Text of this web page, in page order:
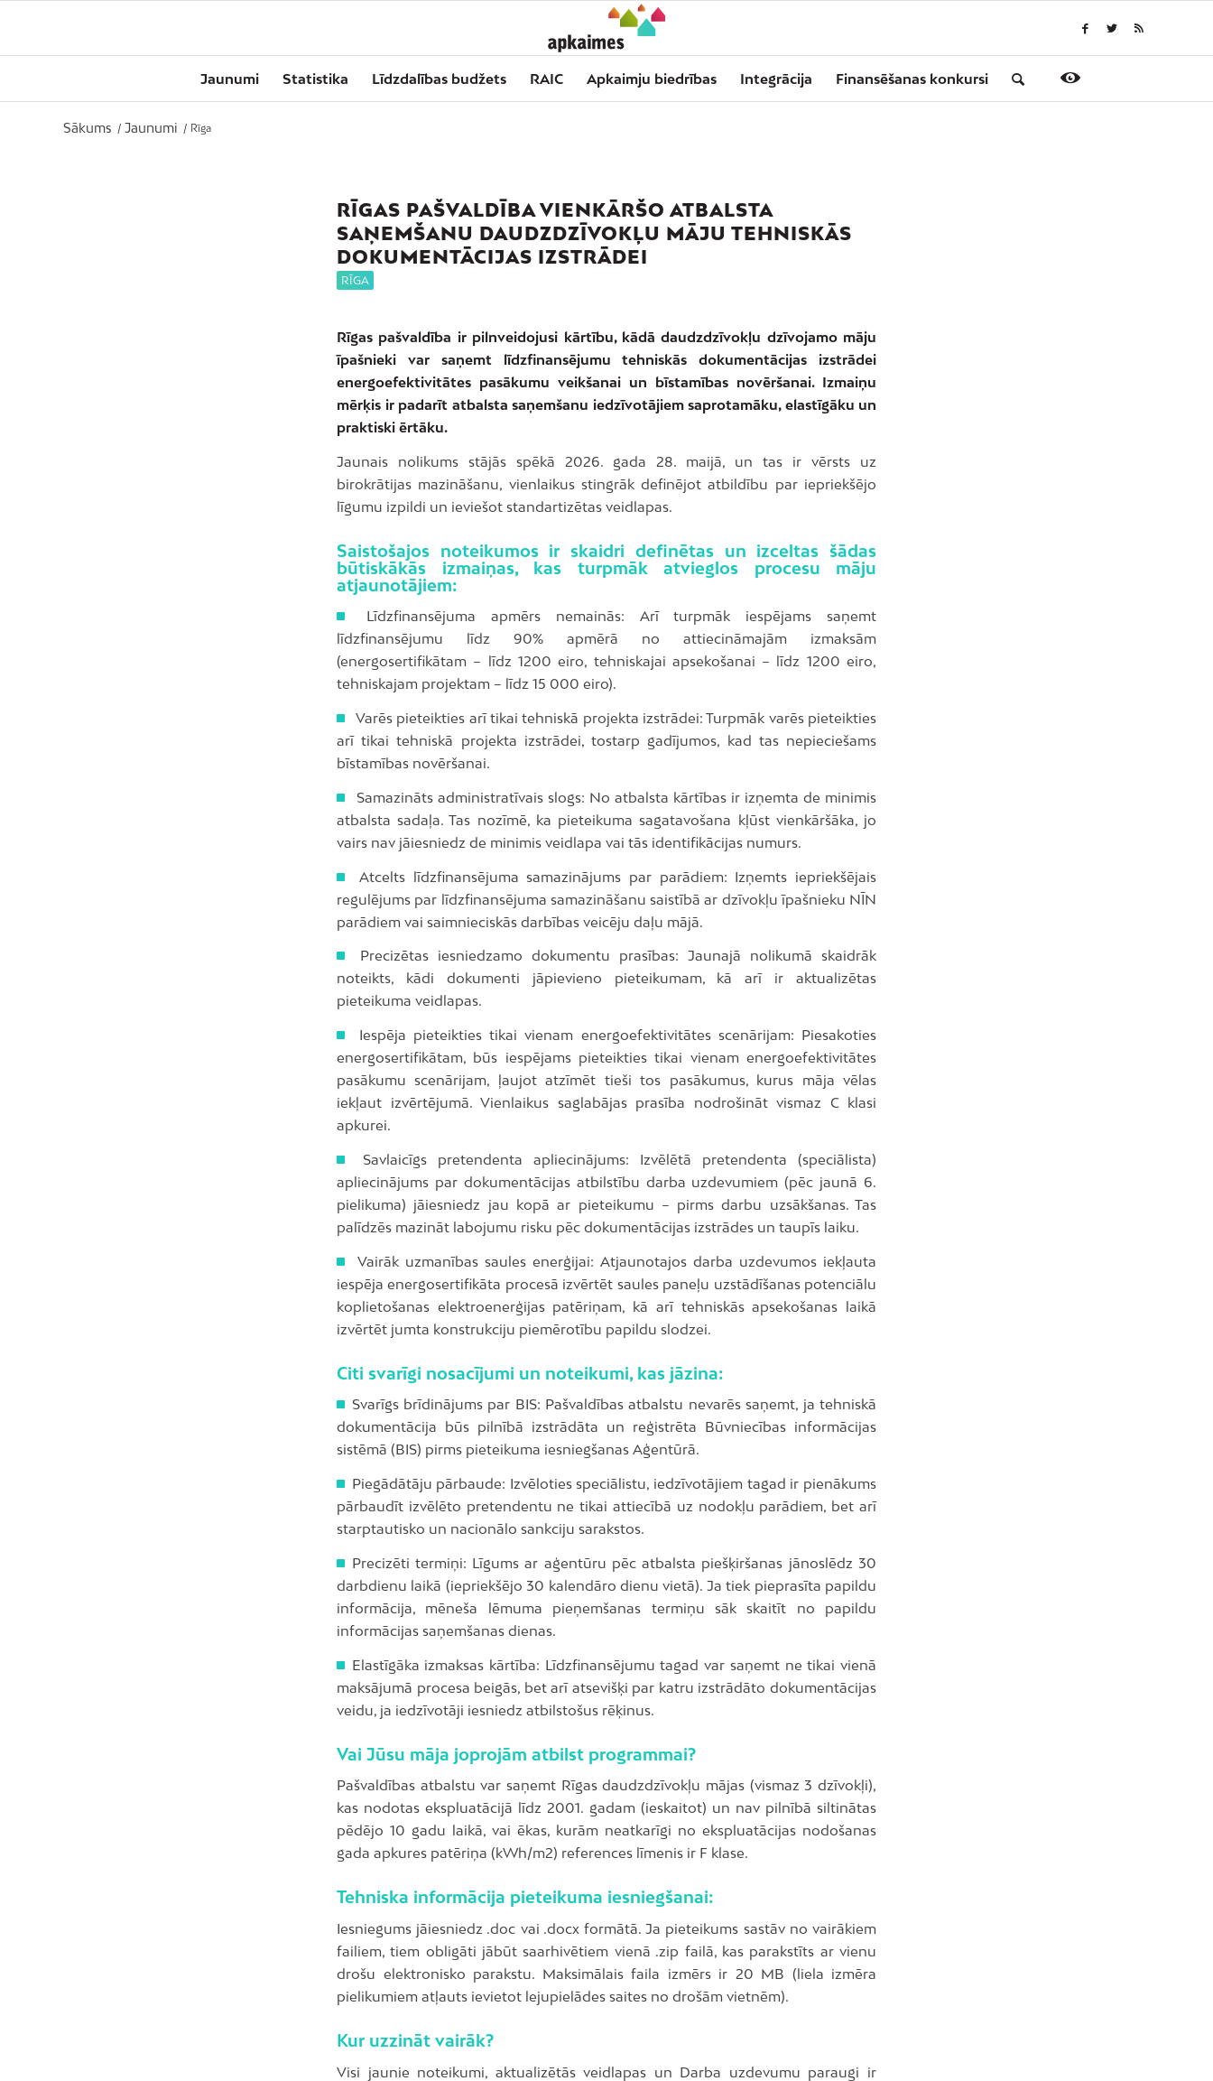
Jaunumi Statistika Līdzdalības budžets RAIC Apkaimju biedrības Integrācija Finansēšanas konkursi
Sākums / Jaunumi / Rīga
RĪGAS PAŠVALDĪBA VIENKĀRŠO ATBALSTA
SAŅEMŠANU DAUDZDZĪVOKĻU MĀJU TEHNISKĀS
DOKUMENTĀCIJAS IZSTRĀDEI
RĪGA
Rīgas pašvaldība ir pilnveidojusi kārtību, kādā daudzdzīvokļu dzīvojamo māju
īpašnieki var saņemt līdzfinansējumu tehniskās dokumentācijas izstrādei
energoefektivitātes pasākumu veikšanai un bīstamības novēršanai. Izmaiņu
mērķis ir padarīt atbalsta saņemšanu iedzīvotājiem saprotamāku, elastīgāku un
praktiski ērtāku.
Jaunais nolikums stājās spēkā 2026. gada 28. maijā, un tas ir vērsts uz
birokrātijas mazināšanu, vienlaikus stingrāk definējot atbildību par iepriekšējo
līgumu izpildi un ieviešot standartizētas veidlapas.
Saistošajos noteikumos ir skaidri definētas un izceltas šādas
būtiskākās izmaiņas, kas turpmāk atvieglos procesu māju
atjaunotājiem:
Līdzfinansējuma apmērs nemainās: Arī turpmāk iespējams saņemt
līdzfinansējumu līdz 90% apmērā no attiecināmajām izmaksām
(energosertifikātam – līdz 1200 eiro, tehniskajai apsekošanai – līdz 1200 eiro,
tehniskajam projektam – līdz 15 000 eiro).
Varēs pieteikties arī tikai tehniskā projekta izstrādei: Turpmāk varēs pieteikties
arī tikai tehniskā projekta izstrādei, tostarp gadījumos, kad tas nepieciešams
bīstamības novēršanai.
Samazināts administratīvais slogs: No atbalsta kārtības ir izņemta de minimis
atbalsta sadaļa. Tas nozīmē, ka pieteikuma sagatavošana kļūst vienkāršāka, jo
vairs nav jāiesniedz de minimis veidlapa vai tās identifikācijas numurs.
Atcelts līdzfinansējuma samazinājums par parādiem: Izņemts iepriekšējais
regulējums par līdzfinansējuma samazināšanu saistībā ar dzīvokļu īpašnieku NĪN
parādiem vai saimnieciskās darbības veicēju daļu mājā.
Precizētas iesniedzamo dokumentu prasības: Jaunajā nolikumā skaidrāk
noteikts, kādi dokumenti jāpievieno pieteikumam, kā arī ir aktualizētas
pieteikuma veidlapas.
Iespēja pieteikties tikai vienam energoefektivitātes scenārijam: Piesakoties
energosertifikātam, būs iespējams pieteikties tikai vienam energoefektivitātes
pasākumu scenārijam, ļaujot atzīmēt tieši tos pasākumus, kurus māja vēlas
iekļaut izvērtējumā. Vienlaikus saglabājas prasība nodrošināt vismaz C klasi
apkurei.
Savlaicīgs pretendenta apliecinājums: Izvēlētā pretendenta (speciālista)
apliecinājums par dokumentācijas atbilstību darba uzdevumiem (pēc jaunā 6.
pielikuma) jāiesniedz jau kopā ar pieteikumu – pirms darbu uzsākšanas. Tas
palīdzēs mazināt labojumu risku pēc dokumentācijas izstrādes un taupīs laiku.
Vairāk uzmanības saules enerģijai: Atjaunotajos darba uzdevumos iekļauta
iespēja energosertifikāta procesā izvērtēt saules paneļu uzstādīšanas potenciālu
koplietošanas elektroenerģijas patēriņam, kā arī tehniskās apsekošanas laikā
izvērtēt jumta konstrukciju piemērotību papildu slodzei.
Citi svarīgi nosacījumi un noteikumi, kas jāzina:
Svarīgs brīdinājums par BIS: Pašvaldības atbalstu nevarēs saņemt, ja tehniskā
dokumentācija būs pilnībā izstrādāta un reģistrēta Būvniecības informācijas
sistēmā (BIS) pirms pieteikuma iesniegšanas Aģentūrā.
Piegādātāju pārbaude: Izvēloties speciālistu, iedzīvotājiem tagad ir pienākums
pārbaudīt izvēlēto pretendentu ne tikai attiecībā uz nodokļu parādiem, bet arī
starptautisko un nacionālo sankciju sarakstos.
Precizēti termiņi: Līgums ar aģentūru pēc atbalsta piešķiršanas jānoslēdz 30
darbdienu laikā (iepriekšējo 30 kalendāro dienu vietā). Ja tiek pieprasīta papildu
informācija, mēneša lēmuma pieņemšanas termiņu sāk skaitīt no papildu
informācijas saņemšanas dienas.
Elastīgāka izmaksas kārtība: Līdzfinansējumu tagad var saņemt ne tikai vienā
maksājumā procesa beigās, bet arī atsevišķi par katru izstrādāto dokumentācijas
veidu, ja iedzīvotāji iesniedz atbilstošus rēķinus.
Vai Jūsu māja joprojām atbilst programmai?
Pašvaldības atbalstu var saņemt Rīgas daudzdzīvokļu mājas (vismaz 3 dzīvokļi),
kas nodotas ekspluatācijā līdz 2001. gadam (ieskaitot) un nav pilnībā siltinātas
pēdējo 10 gadu laikā, vai ēkas, kurām neatkarīgi no ekspluatācijas nodošanas
gada apkures patēriņa (kWh/m2) references līmenis ir F klase.
Tehniska informācija pieteikuma iesniegšanai:
Iesniegums jāiesniedz .doc vai .docx formātā. Ja pieteikums sastāv no vairākiem
failiem, tiem obligāti jābūt saarhivētiem vienā .zip failā, kas parakstīts ar vienu
drošu elektronisko parakstu. Maksimālais faila izmērs ir 20 MB (liela izmēra
pielikumiem atļauts ievietot lejupielādes saites no drošām vietnēm).
Kur uzzināt vairāk?
Visi jaunie noteikumi, aktualizētās veidlapas un Darba uzdevumu paraugi ir